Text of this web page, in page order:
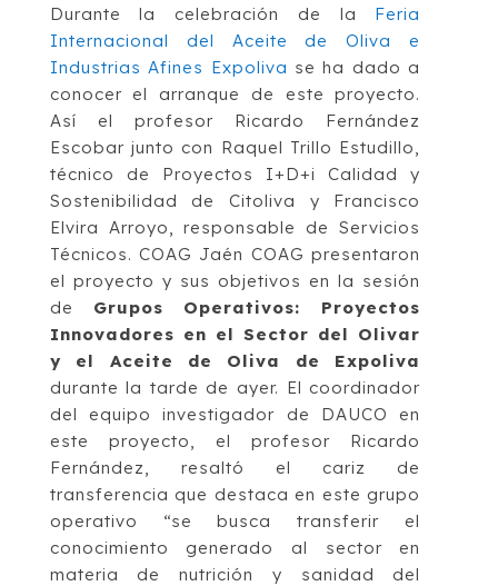
Durante la celebración de la Feria
Internacional del Aceite de Oliva e
Industrias Afines Expoliva se ha dado a
conocer el arranque de este proyecto.
Así el profesor Ricardo Fernández
Escobar junto con Raquel Trillo Estudillo,
técnico de Proyectos I+D+i Calidad y
Sostenibilidad de Citoliva y Francisco
Elvira Arroyo, responsable de Servicios
Técnicos. COAG Jaén COAG presentaron
el proyecto y sus objetivos en la sesión
de Grupos Operativos: Proyectos
Innovadores en el Sector del Olivar
y el Aceite de Oliva de Expoliva
durante la tarde de ayer. El coordinador
del equipo investigador de DAUCO en
este proyecto, el profesor Ricardo
Fernández, resaltó el cariz de
transferencia que destaca en este grupo
operativo “se busca transferir el
conocimiento generado al sector en
materia de nutrición y sanidad del